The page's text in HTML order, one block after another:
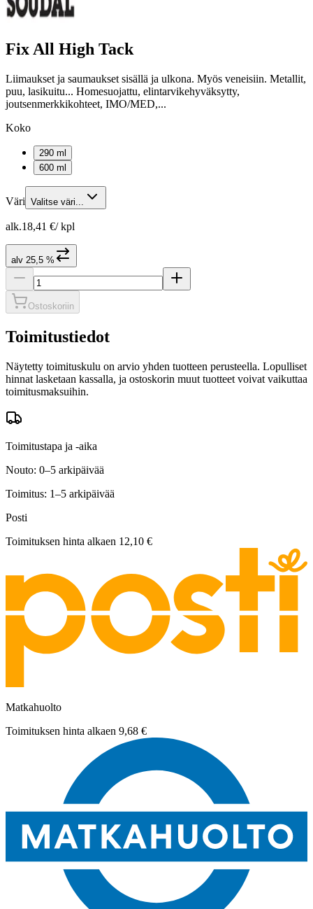
Fix All High Tack
Liimaukset ja saumaukset sisällä ja ulkona. Myös veneisiin. Metallit,
puu, lasikuitu... Homesuojattu, elintarvikehyväksytty,
joutsenmerkkikohteet, IMO/MED,...
Koko
290 ml
600 ml
Väri Valitse väri...
alk.18,41 €/ kpl
alv 25,5 %
Ostoskoriin
Toimitustiedot
Näytetty toimituskulu on arvio yhden tuotteen perusteella. Lopulliset
hinnat lasketaan kassalla, ja ostoskorin muut tuotteet voivat vaikuttaa
toimitusmaksuihin.
Toimitustapa ja -aika
Nouto: 0–5 arkipäivää
Toimitus: 1–5 arkipäivää
Posti
Toimituksen hinta alkaen 12,10 €
Matkahuolto
Toimituksen hinta alkaen 9,68 €